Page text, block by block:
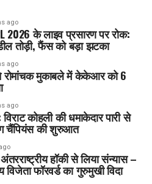
ago
2026 के लाइव प्रसारण पर रोक:
तोड़ी, फैंस को बड़ा झटका
ago
रोमांचक मुकाबले में केकेआर को 6
ago
कोहली की धमाकेदार पारी से
चैंपियंस की शुरुआत
हॉकी से लिया संन्यास –
फॉरवर्ड का गुरुमुखी विदा